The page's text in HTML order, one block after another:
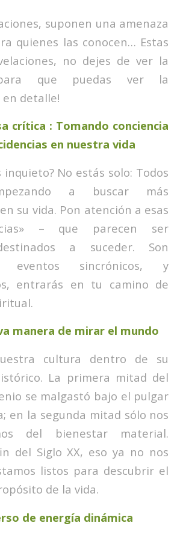
suponen una amenaza
quienes las conocen… Estas
no dejes de ver la
que puedas ver la
detalle!
crítica : Tomando conciencia
en nuestra vida
inquieto? No estás solo: Todos
a buscar más
su vida. Pon atención a esas
– que parecen ser
a suceder. Son
eventos sincrónicos, y
entrarás en tu camino de
manera de mirar el mundo
cultura dentro de su
La primera mitad del
se malgastó bajo el pulgar
en la segunda mitad sólo nos
del bienestar material.
del Siglo XX, eso ya no nos
listos para descubrir el
de la vida.
de energía dinámica